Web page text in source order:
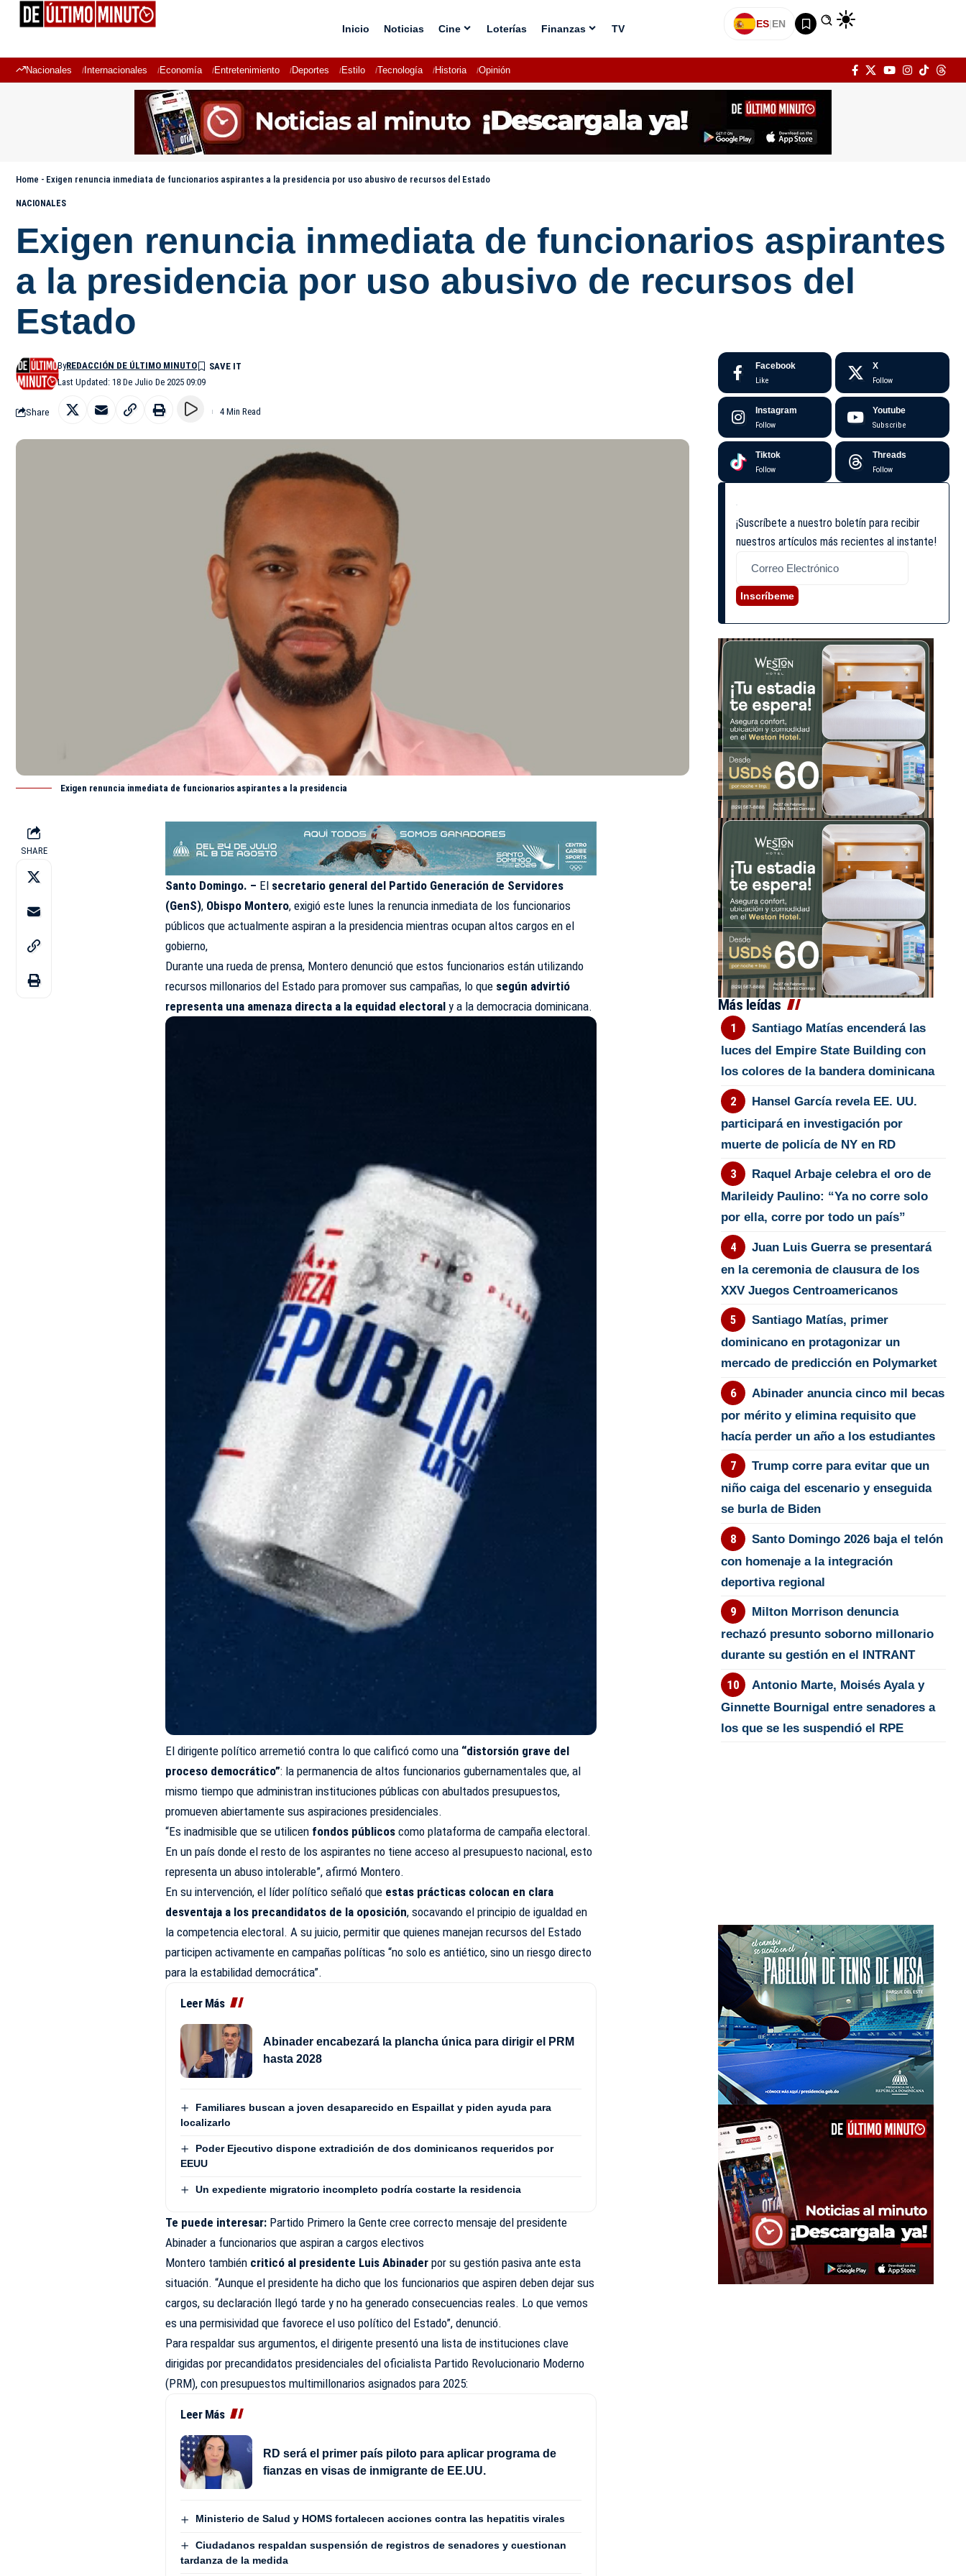
Inicio Noticias Cine Loterías Finanzas TV ES|EN
Nacionales Internacionales Economía Entretenimiento Deportes Estilo Tecnología Historia Opinión
Home - Exigen renuncia inmediata de funcionarios aspirantes a la presidencia por uso abusivo de recursos del Estado
NACIONALES
Exigen renuncia inmediata de funcionarios aspirantes
a la presidencia por uso abusivo de recursos del
Estado
Last Updated: 18 De Julio De 2025 09:09
ByREDACCIÓN DE ÚLTIMO MINUTO
Share 4 Min Read
Exigen renuncia inmediata de funcionarios aspirantes a la presidencia
SHARE
Santo Domingo. – El secretario general del Partido Generación de Servidores
(GenS), Obispo Montero, exigió este lunes la renuncia inmediata de los funcionarios
públicos que actualmente aspiran a la presidencia mientras ocupan altos cargos en el
gobierno,
Durante una rueda de prensa, Montero denunció que estos funcionarios están utilizando
recursos millonarios del Estado para promover sus campañas, lo que según advirtió
representa una amenaza directa a la equidad electoraly a la democracia dominicana.
El dirigente político arremetió contra lo que calificó como una “distorsión grave del
proceso democrático”: la permanencia de altos funcionarios gubernamentales que, al
mismo tiempo que administran instituciones públicas con abultados presupuestos,
promueven abiertamente sus aspiraciones presidenciales.
“Es inadmisible que se utilicen fondos públicos como plataforma de campaña electoral.
En un país donde el resto de los aspirantes no tiene acceso al presupuesto nacional, esto
representa un abuso intolerable”, afirmó Montero.
En su intervención, el líder político señaló que estas prácticas colocan en clara
desventaja a los precandidatos de la oposición, socavando el principio de igualdad en
la competencia electoral. A su juicio, permitir que quienes manejan recursos del Estado
participen activamente en campañas políticas “no solo es antiético, sino un riesgo directo
para la estabilidad democrática”.
Leer Más
Abinader encabezará la plancha única para dirigir el PRM
hasta 2028
Familiares buscan a joven desaparecido en Espaillat y piden ayuda para
localizarlo
Poder Ejecutivo dispone extradición de dos dominicanos requeridos por
EEUU
Un expediente migratorio incompleto podría costarte la residencia
Te puede interesar: Partido Primero la Gente cree correcto mensaje del presidente
Abinader a funcionarios que aspiran a cargos electivos
Montero también criticó al presidente Luis Abinaderpor su gestión pasiva ante esta
situación. “Aunque el presidente ha dicho que los funcionarios que aspiren deben dejar sus
cargos, su declaración llegó tarde y no ha generado consecuencias reales. Lo que vemos
es una permisividad que favorece el uso político del Estado”, denunció.
Para respaldar sus argumentos, el dirigente presentó una lista de instituciones clave
dirigidas por precandidatos presidenciales del oficialista Partido Revolucionario Moderno
(PRM), con presupuestos multimillonarios asignados para 2025:
Leer Más
RD será el primer país piloto para aplicar programa de
fianzas en visas de inmigrante de EE.UU.
Ministerio de Salud y HOMS fortalecen acciones contra las hepatitis virales
Ciudadanos respaldan suspensión de registros de senadores y cuestionan
tardanza de la medida
Facebook
Like
X
Follow
Instagram
Follow
Youtube
Subscribe
Tiktok
Follow
Threads
Follow
¡Suscríbete a nuestro boletín para recibir
nuestros artículos más recientes al instante!
Inscríbeme
Más leídas
Santiago Matías encenderá las
luces del Empire State Building con
los colores de la bandera dominicana
Hansel García revela EE. UU.
participará en investigación por
muerte de policía de NY en RD
Raquel Arbaje celebra el oro de
Marileidy Paulino: “Ya no corre solo
por ella, corre por todo un país”
Juan Luis Guerra se presentará
en la ceremonia de clausura de los
XXV Juegos Centroamericanos
Santiago Matías, primer
dominicano en protagonizar un
mercado de predicción en Polymarket
Abinader anuncia cinco mil becas
por mérito y elimina requisito que
hacía perder un año a los estudiantes
Trump corre para evitar que un
niño caiga del escenario y enseguida
se burla de Biden
Santo Domingo 2026 baja el telón
con homenaje a la integración
deportiva regional
Milton Morrison denuncia
rechazó presunto soborno millonario
durante su gestión en el INTRANT
Antonio Marte, Moisés Ayala y
Ginnette Bournigal entre senadores a
los que se les suspendió el RPE